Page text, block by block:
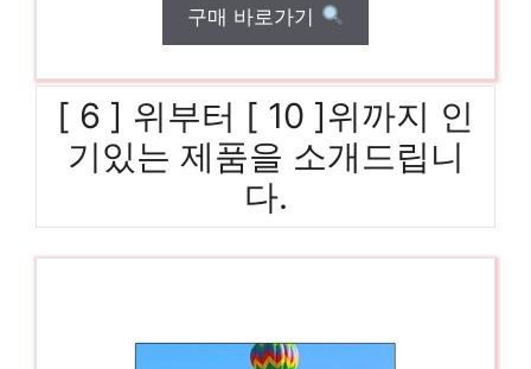
구매 바로가기
[ 6 ] 위부터 [ 10 ]위까지 인
기있는 제품을 소개드립니
다.